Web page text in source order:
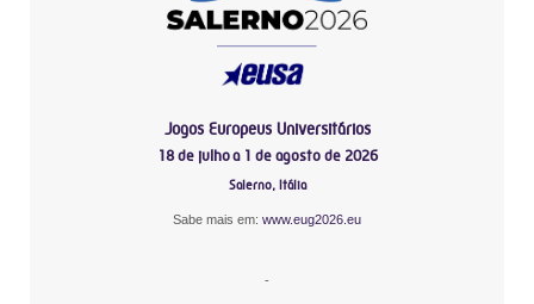
Jogos Europeus Universitários
18 de julho a 1 de agosto de 2026
Salerno, Itália
Sabe mais em: www.eug2026.eu
-